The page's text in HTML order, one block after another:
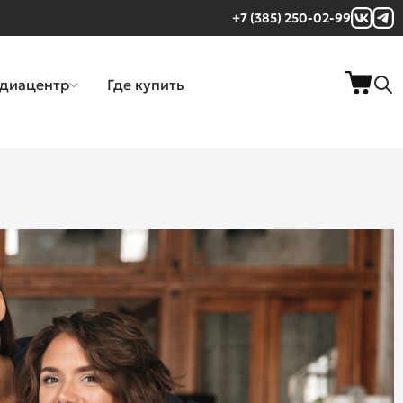
+7 (385) 250-02-99
Где купить